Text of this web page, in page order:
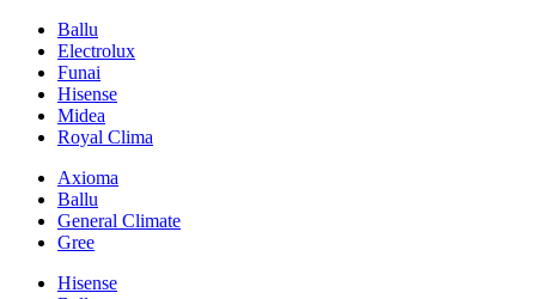
Ballu
Electrolux
Funai
Hisense
Midea
Royal Clima
Axioma
Ballu
General Climate
Gree
Hisense